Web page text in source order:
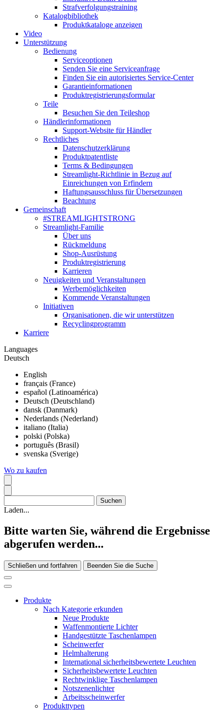
Strafverfolgungstraining
Katalogbibliothek
Produktkataloge anzeigen
Video
Unterstützung
Bedienung
Serviceoptionen
Senden Sie eine Serviceanfrage
Finden Sie ein autorisiertes Service-Center
Garantieinformationen
Produktregistrierungsformular
Teile
Besuchen Sie den Teileshop
Händlerinformationen
Support-Website für Händler
Rechtliches
Datenschutzerklärung
Produktpatentliste
Terms & Bedingungen
Streamlight-Richtlinie in Bezug auf
Einreichungen von Erfindern
Haftungsausschluss für Übersetzungen
Beachtung
Gemeinschaft
#STREAMLIGHTSTRONG
Streamlight-Familie
Über uns
Rückmeldung
Shop-Ausrüstung
Produktregistrierung
Karrieren
Neuigkeiten und Veranstaltungen
Werbemöglichkeiten
Kommende Veranstaltungen
Initiativen
Organisationen, die wir unterstützen
Recyclingprogramm
Karriere
Languages
Deutsch
English
français (France)
español (Latinoamérica)
Deutsch (Deutschland)
dansk (Danmark)
Nederlands (Nederland)
italiano (Italia)
polski (Polska)
português (Brasil)
svenska (Sverige)
Wo zu kaufen
Laden...
Bitte warten Sie, während die Ergebnisse
abgerufen werden...
Schließen und fortfahren Beenden Sie die Suche
Produkte
Nach Kategorie erkunden
Neue Produkte
Waffenmontierte Lichter
Handgestützte Taschenlampen
Scheinwerfer
Helmhalterung
International sicherheitsbewertete Leuchten
Sicherheitsbewertete Leuchten
Rechtwinklige Taschenlampen
Notszenenlichter
Arbeitsscheinwerfer
Produkttypen